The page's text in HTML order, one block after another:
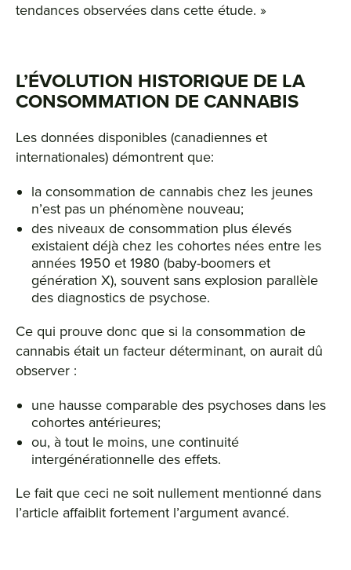
tendances observées dans cette étude. »
L’ÉVOLUTION HISTORIQUE DE LA
CONSOMMATION DE CANNABIS
Les données disponibles (canadiennes et
internationales) démontrent que:
la consommation de cannabis chez les jeunes
n’est pas un phénomène nouveau;
des niveaux de consommation plus élevés
existaient déjà chez les cohortes nées entre les
années 1950 et 1980 (baby-boomers et
génération X), souvent sans explosion parallèle
des diagnostics de psychose.
Ce qui prouve donc que si la consommation de
cannabis était un facteur déterminant, on aurait dû
observer :
une hausse comparable des psychoses dans les
cohortes antérieures;
ou, à tout le moins, une continuité
intergénérationnelle des effets.
Le fait que ceci ne soit nullement mentionné dans
l’article affaiblit fortement l’argument avancé.